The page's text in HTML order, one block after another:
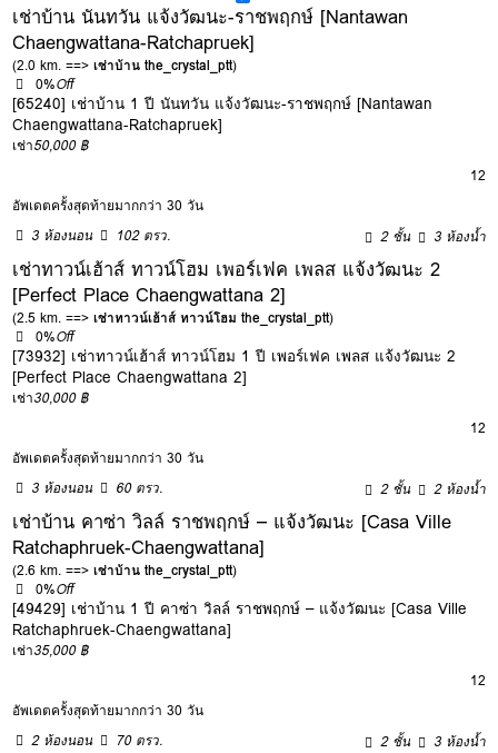
เช่าบ้าน นันทวัน แจ้งวัฒนะ-ราชพฤกษ์ [Nantawan
Chaengwattana-Ratchapruek]
(2.0 km. ==>เช่าบ้าน the_crystal_ptt)
0%Off
[65240] เช่าบ้าน 1 ปี นันทวัน แจ้งวัฒนะ-ราชพฤกษ์ [Nantawan
Chaengwattana-Ratchapruek]
เช่า50,000 ฿
12
อัพเดตครั้งสุดท้ายมากกว่า 30 วัน
3 ห้องนอน
102 ตรว. 2 ชั้น 3 ห้องน้ำ
เช่าทาวน์เฮ้าส์ ทาวน์โฮม เพอร์เฟค เพลส แจ้งวัฒนะ 2
[Perfect Place Chaengwattana 2]
(2.5 km. ==>เช่าทาวน์เฮ้าส์ ทาวน์โฮม the_crystal_ptt)
0%Off
[73932] เช่าทาวน์เฮ้าส์ ทาวน์โฮม 1 ปี เพอร์เฟค เพลส แจ้งวัฒนะ 2
[Perfect Place Chaengwattana 2]
เช่า30,000 ฿
12
อัพเดตครั้งสุดท้ายมากกว่า 30 วัน
3 ห้องนอน
60 ตรว. 2 ชั้น 2 ห้องน้ำ
เช่าบ้าน คาซ่า วิลล์ ราชพฤกษ์ – แจ้งวัฒนะ [Casa Ville
Ratchaphruek-Chaengwattana]
(2.6 km. ==>เช่าบ้าน the_crystal_ptt)
0%Off
[49429] เช่าบ้าน 1 ปี คาซ่า วิลล์ ราชพฤกษ์ – แจ้งวัฒนะ [Casa Ville
Ratchaphruek-Chaengwattana]
เช่า35,000 ฿
12
อัพเดตครั้งสุดท้ายมากกว่า 30 วัน
2 ห้องนอน
70 ตรว. 2 ชั้น 3 ห้องน้ำ